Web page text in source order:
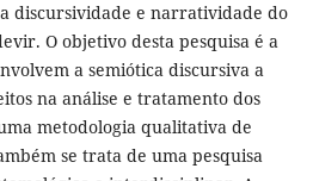
discursividade e narratividade do
O objetivo desta pesquisa é a
a semiótica discursiva a
na análise e tratamento dos
metodologia qualitativa de
se trata de uma pesquisa